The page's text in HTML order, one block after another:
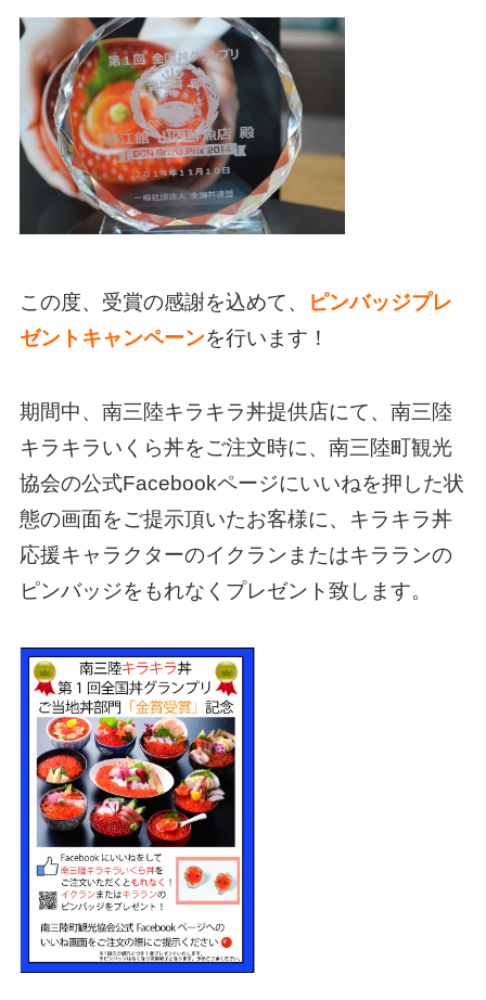
この度、受賞の感謝を込めて、
ピンバッジプレ
ゼントキャンペーンを行います！
期間中、南三陸キラキラ丼提供店にて、南三陸
キラキラいくら丼をご注文時に、南三陸町観光
協会の公式Facebookページにいいねを押した状
態の画面をご提示頂いたお客様に、キラキラ丼
応援キャラクターのイクランまたはキラランの
ピンバッジをもれなくプレゼント致します。